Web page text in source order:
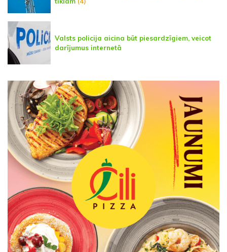
Valsts policija aicina būt piesardzīgiem, veicot
darījumus internetā